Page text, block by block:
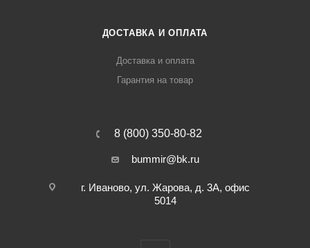
ДОСТАВКА И ОПЛАТА
Доставка и оплата
Гарантия на товар
8 (800) 350-80-82
bummir@bk.ru
г. Иваново, ул. Жарова, д. 3А, офис
5014